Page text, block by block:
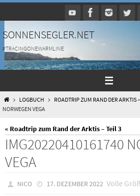
Inhalt
springen
SONNENSEGLER.NET
#TRACINGONEWARMLINE
HOMELOGBUCH ROADTRIP ZUM RAND DER ARKTIS
NORWEGEN VEGA
« Roadtrip zum Rand der Arktis – Teil 3
IMG20220410161740
VEGA
NICO 17. DEZEMBER 2022 Volle